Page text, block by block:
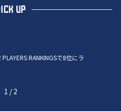
UP
RANKINGSで8位にラ
1 /2